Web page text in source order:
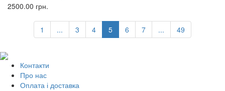
2500.00 грн.
1 ... 3 4 5 6 7 ... 49
Контакти
Про нас
Оплата і доставка